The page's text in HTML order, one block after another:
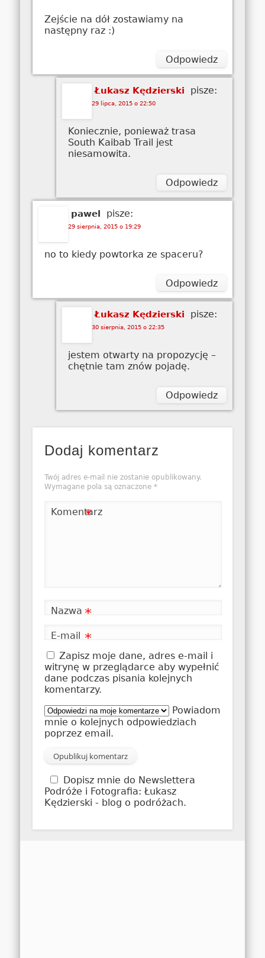
Zejście na dół zostawiamy na
następny raz :)
Odpowiedz
Łukasz Kędzierski pisze:
29 lipca, 2015 o 22:50
Koniecznie, ponieważ trasa
South Kaibab Trail jest
niesamowita.
Odpowiedz
pawel pisze:
29 sierpnia, 2015 o 19:29
no to kiedy powtorka ze spaceru?
Odpowiedz
Łukasz Kędzierski pisze:
30 sierpnia, 2015 o 22:35
jestem otwarty na propozycję –
chętnie tam znów pojadę.
Odpowiedz
Dodaj komentarz
Twój adres e-mail nie zostanie opublikowany.
Wymagane pola są oznaczone *
Komentarz
*
Nazwa *
E-mail *
Zapisz moje dane, adres e-mail i
witrynę w przeglądarce aby wypełnić
dane podczas pisania kolejnych
komentarzy.
Powiadom
mnie o kolejnych odpowiedziach
poprzez email.
Dopisz mnie do Newslettera
Podróże i Fotografia: Łukasz
Kędzierski - blog o podróżach.